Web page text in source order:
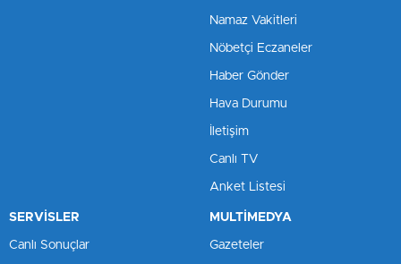
Namaz Vakitleri
Nöbetçi Eczaneler
Haber Gönder
Hava Durumu
İletişim
Canlı TV
Anket Listesi
SERVİSLER
Canlı Sonuçlar
MULTİMEDYA
Gazeteler